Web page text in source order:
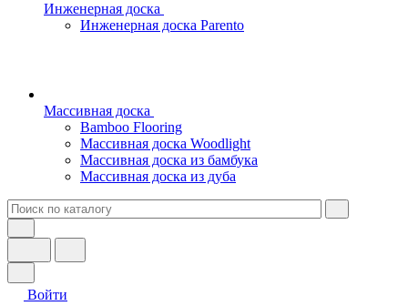
Инженерная доска
Инженерная доска Parento
Массивная доска
Bamboo Flooring
Массивная доска Woodlight
Массивная доска из бамбука
Массивная доска из дуба
Войти